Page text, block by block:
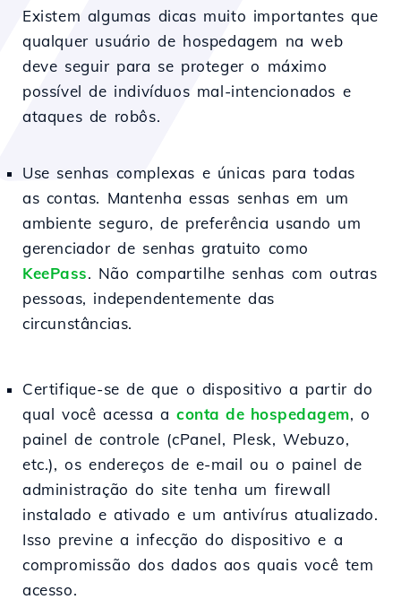
Existem algumas dicas muito importantes que
qualquer usuário de hospedagem na web
deve seguir para se proteger o máximo
possível de indivíduos mal-intencionados e
ataques de robôs.
Use senhas complexas e únicas para todas
as contas. Mantenha essas senhas em um
ambiente seguro, de preferência usando um
gerenciador de senhas gratuito como
KeePass. Não compartilhe senhas com outras
pessoas, independentemente das
circunstâncias.
Certifique-se de que o dispositivo a partir do
qual você acessa aconta de hospedagem, o
painel de controle (cPanel, Plesk, Webuzo,
etc.), os endereços de e-mail ou o painel de
administração do site tenha um firewall
instalado e ativado e um antivírus atualizado.
Isso previne a infecção do dispositivo e a
compromissão dos dados aos quais você tem
acesso.